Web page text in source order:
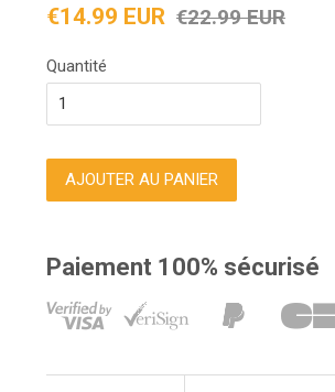
Prix
€14.99 EUR Prix
€22.99 EUR
Quantité
AJOUTER AU PANIER
Paiement 100% sécurisé